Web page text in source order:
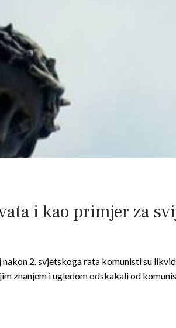
i kao primjer za
2. svjetskoga rata komunisti su
znanjem i ugledom odskakali od